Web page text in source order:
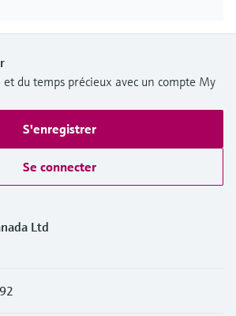
du temps précieux avec un compte My
S'enregistrer
Se connecter
Ltd